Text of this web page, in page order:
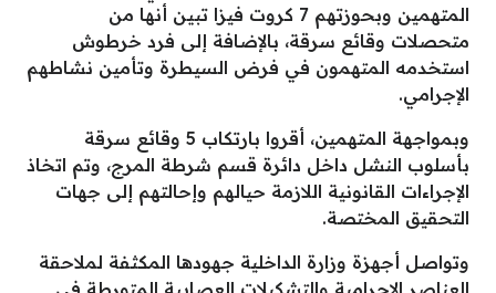
المتهمين وبحوزتهم 7 كروت فيزا تبين أنها من
متحصلات وقائع سرقة، بالإضافة إلى فرد خرطوش
استخدمه المتهمون في فرض السيطرة وتأمين نشاطهم
الإجرامي.
وبمواجهة المتهمين، أقروا بارتكاب 5 وقائع سرقة
بأسلوب النشل داخل دائرة قسم شرطة المرج، وتم اتخاذ
الإجراءات القانونية اللازمة حيالهم وإحالتهم إلى جهات
التحقيق المختصة.
وتواصل أجهزة وزارة الداخلية جهودها المكثفة لملاحقة
العناصر الإجرامية والتشكيلات العصابية المتورطة في